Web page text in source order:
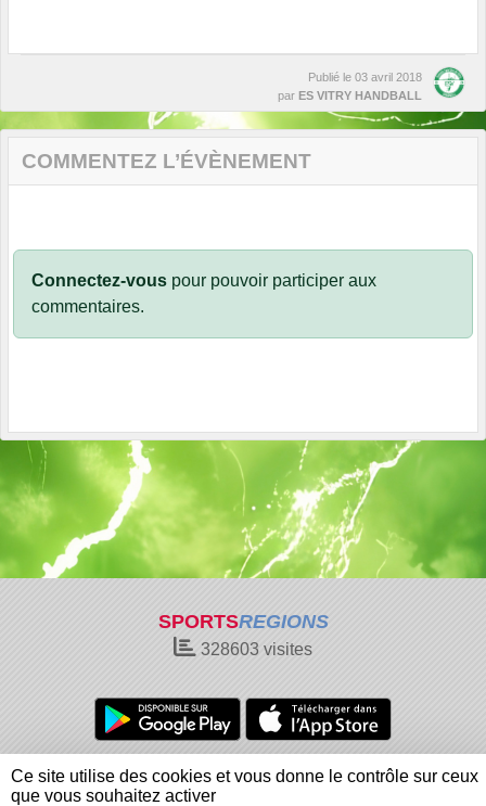
Publié le 03 avril 2018
par ES VITRY HANDBALL
COMMENTEZ L’ÉVÈNEMENT
Connectez-vous pour pouvoir participer aux
commentaires.
SPORTSREGIONS
328603 visites
Charte cookies
Gestion des cookies
Informations légales
Signaler un contenu inapproprié
Ce site utilise des cookies et vous donne le contrôle sur ceux
que vous souhaitez activer